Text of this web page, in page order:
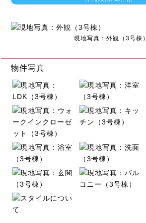
現地写真：外観（3号棟）
物件写真